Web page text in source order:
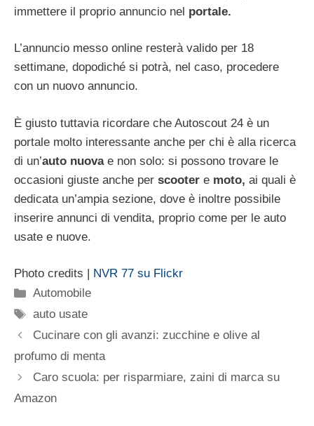
immettere il proprio annuncio nel portale.
L’annuncio messo online resterà valido per 18
settimane, dopodiché si potrà, nel caso, procedere
con un nuovo annuncio.
È giusto tuttavia ricordare che Autoscout 24 è un
portale molto interessante anche per chi è alla ricerca
di un’auto nuovae non solo: si possono trovare le
occasioni giuste anche per scooter e moto, ai quali è
dedicata un’ampia sezione, dove è inoltre possibile
inserire annunci di vendita, proprio come per le auto
usate e nuove.
Photo credits |
NVR 77 su Flickr
Categorie
Automobile
Tag
auto usate
Cucinare con gli avanzi: zucchine e olive al
profumo di menta
Caro scuola: per risparmiare, zaini di marca su
Amazon